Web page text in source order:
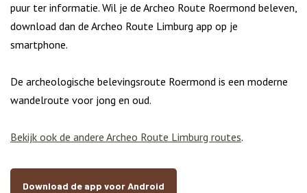
puur ter informatie. Wil je de Archeo Route Roermond beleven,
download dan de Archeo Route Limburg app op je
smartphone.
De archeologische belevingsroute Roermond is een moderne
wandelroute voor jong en oud.
Bekijk ook de andere Archeo Route Limburg routes.
Download de app voor Android